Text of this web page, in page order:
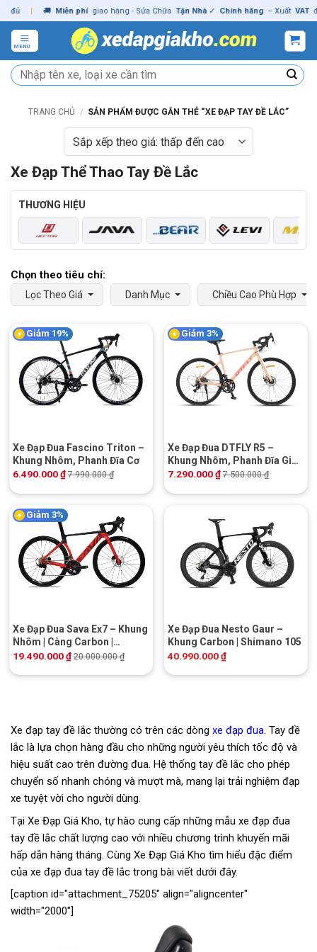
Skip
to
content
🚚 Miễn phí giao hàng - Sửa Chữa Tận Nhà ✓ Chính hãng – Xuất VAT đầy đủ
MENU
Tìm
kiếm:
TRANG CHỦ / SẢN PHẨM ĐƯỢC GẮN THẺ “XE ĐẠP TAY ĐỀ LẮC”
Xe Đạp Thể Thao Tay Đề Lắc
THƯƠNG HIỆU
Lọc Theo Giá Danh Mục Chiều Cao Phù Hợp
Giảm 19%
Xe Đạp Đua Fascino Triton –
Khung Nhôm, Phanh Đĩa Cơ
6.490.000₫ 7.990.000₫
Giảm 3%
Xe Đạp Đua DTFLY R5 –
Khung Nhôm, Phanh Đĩa Giá
Rẻ
7.290.000₫ 7.500.000₫
Giảm 3%
Xe Đạp Đua Sava Ex7 – Khung
Nhôm | Càng Carbon |
Shimano 105 | Phanh Dầu Giá
19.490.000₫ 20.000.000₫
Xe Đạp Đua Nesto Gaur –
Khung Carbon | Shimano 105
40.990.000₫
Xe đạp tay đề lắc thường có trên các dòng xe đạp đua. Tay đề
lắc là lựa chọn hàng đầu cho những người yêu thích tốc độ và
hiệu suất cao trên đường đua. Hệ thống tay đề lắc cho phép
chuyển số nhanh chóng và mượt mà, mang lại trải nghiệm đạp
xe tuyệt vời cho người dùng.
Tại Xe Đạp Giá Kho, tự hào cung cấp những mẫu xe đạp đua
tay đề lắc chất lượng cao với nhiều chương trình khuyến mãi
hấp dẫn hàng tháng. Cùng Xe Đạp Giá Kho tìm hiểu đặc điểm
của xe đạp đua tay đề lắc trong bài viết dưới đây.
[caption id="attachment_75205" align="aligncenter"
width="2000"]